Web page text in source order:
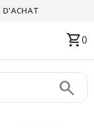
D'ACHAT
shopping_cart0
search